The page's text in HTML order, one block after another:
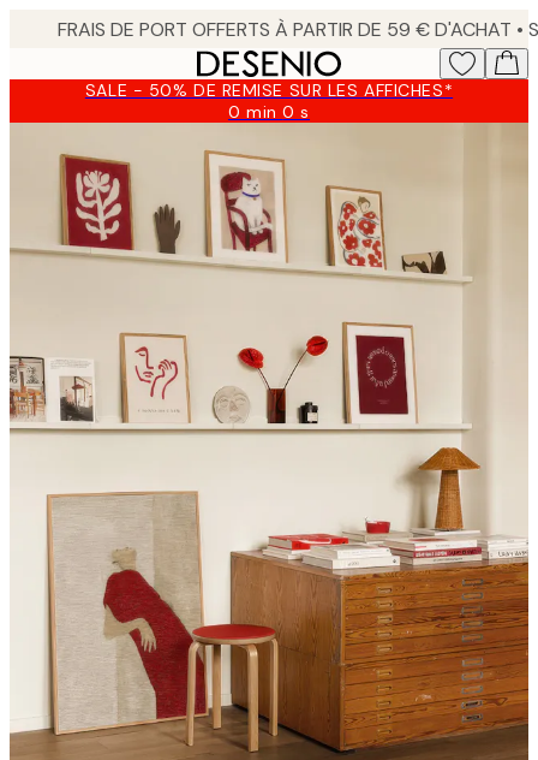
content.SALE - 50% DE REMISE SUR LES AFFICHES*
0 min0 s
Valable
:
2026-
08-
09